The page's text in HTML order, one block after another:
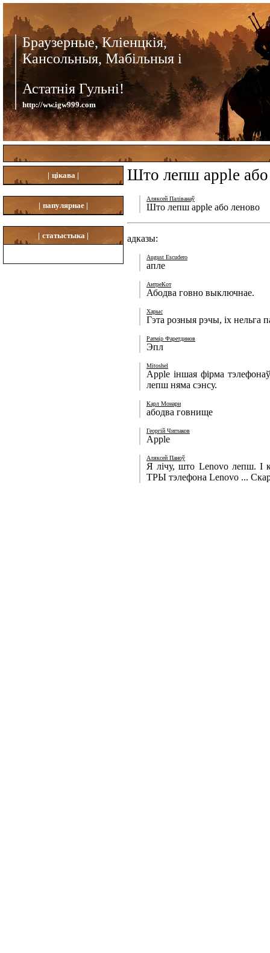
Браузерные, Кліенцкія,
Кансольныя, Мабільныя і
Астатнія Гульні!
http://ww.igw999.com
| цікава |
| папулярнае |
| статыстыка |
Што лепш apple або
Аляксей Паліванаў
Што лепш apple або леново
адказы:
August Escudero
апле
АнтреКот
Абодва говнo выключнае.
Харыс
Гэта розныя рэчы, іх нельга
Ратмір Фаретдинов
Эпл
Mitoshel
Apple іншая фірма
лепш няма сэнсу.
Карл Монари
абодва говнище
Георгій Чиглаков
Apple
Аляксей Паноў
Я лічу, што Lenovo лепш. І
ТРЫ тэлефона Lenovo ...